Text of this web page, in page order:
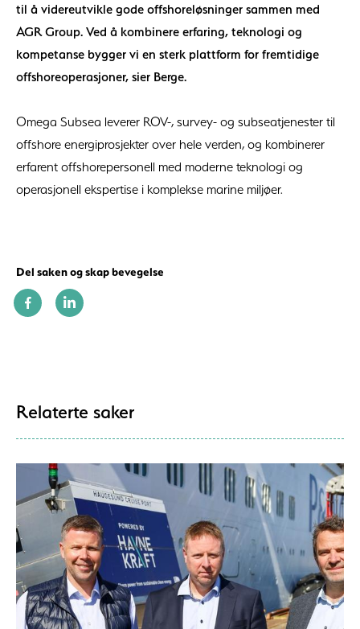
til å videreutvikle gode offshoreløsninger sammen med
AGR Group. Ved å kombinere erfaring, teknologi og
kompetanse bygger vi en sterk plattform for fremtidige
offshoreoperasjoner, sier Berge.
Omega Subsea leverer ROV-, survey- og subseatjenester til
offshore energiprosjekter over hele verden, og kombinerer
erfarent offshorepersonell med moderne teknologi og
operasjonell ekspertise i komplekse marine miljøer.
Del saken og skap bevegelse
Relaterte saker